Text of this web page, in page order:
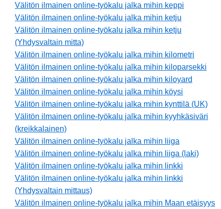
Välitön ilmainen online-työkalu jalka mihin keppi
Välitön ilmainen online-työkalu jalka mihin ketju
Välitön ilmainen online-työkalu jalka mihin ketju
(Yhdysvaltain mitta)
Välitön ilmainen online-työkalu jalka mihin kilometri
Välitön ilmainen online-työkalu jalka mihin kiloparsekki
Välitön ilmainen online-työkalu jalka mihin kiloyard
Välitön ilmainen online-työkalu jalka mihin köysi
Välitön ilmainen online-työkalu jalka mihin kynttilä (UK)
Välitön ilmainen online-työkalu jalka mihin kyyhkäsiväri
(kreikkalainen)
Välitön ilmainen online-työkalu jalka mihin liiga
Välitön ilmainen online-työkalu jalka mihin liiga (laki)
Välitön ilmainen online-työkalu jalka mihin linkki
Välitön ilmainen online-työkalu jalka mihin linkki
(Yhdysvaltain mittaus)
Välitön ilmainen online-työkalu jalka mihin Maan etäisyys